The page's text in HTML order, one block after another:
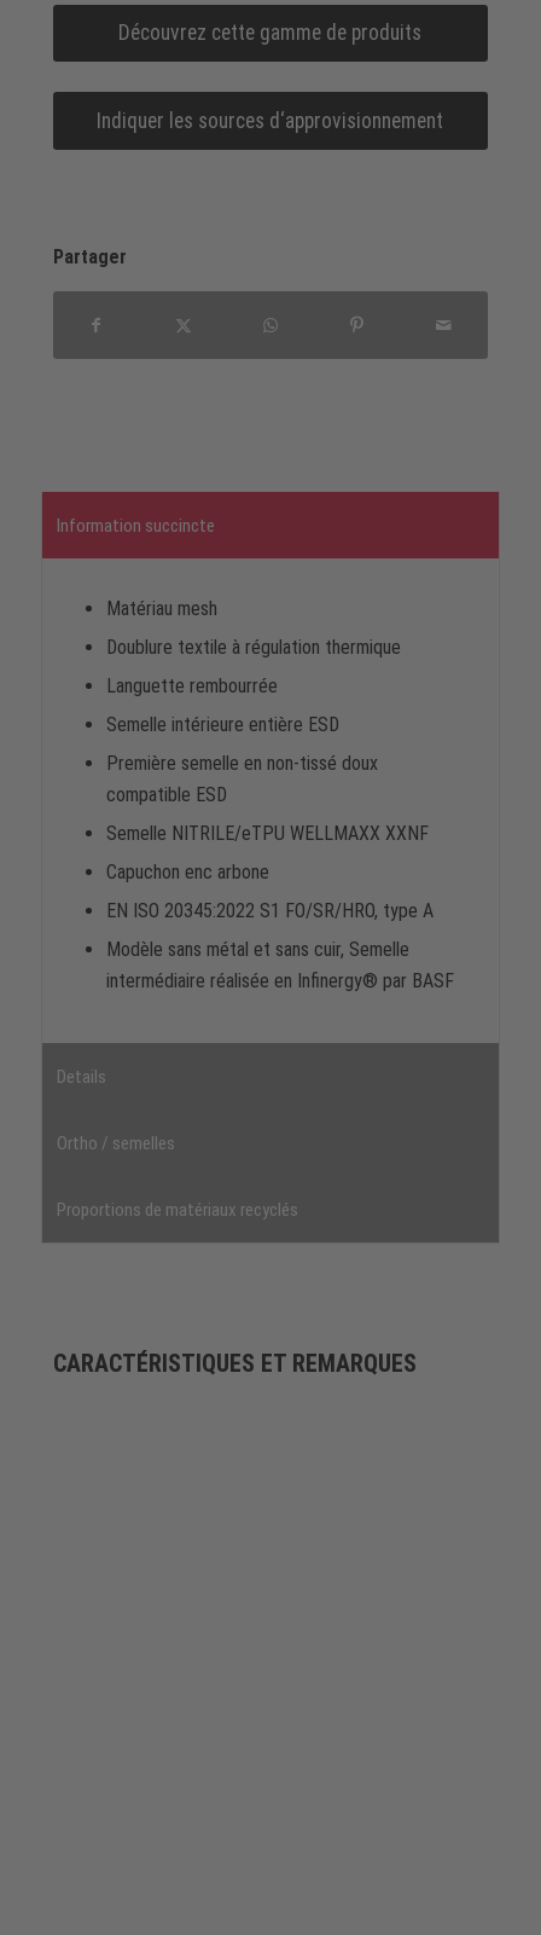
Découvrez cette gamme de produits
Indiquer les sources d‘approvisionnement
Partager
Information succincte
Matériau mesh
Doublure textile à régulation thermique
Languette rembourrée
Semelle intérieure entière ESD
Première semelle en non-tissé doux
compatible ESD
Semelle NITRILE/eTPU WELLMAXX XXNF
Capuchon enc arbone
EN ISO 20345:2022 S1 FO/SR/HRO, type A
Modèle sans métal et sans cuir, Semelle
intermédiaire réalisée en Infinergy® par BASF
Details
Ortho / semelles
Proportions de matériaux recyclés
CARACTÉRISTIQUES ET REMARQUES